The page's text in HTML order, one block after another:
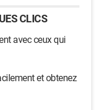
CLICS
avec ceux qui
et obtenez